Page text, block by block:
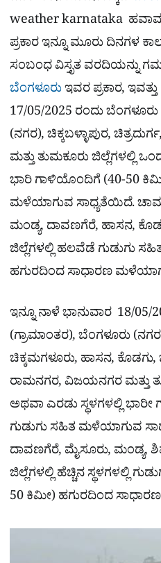
weather karnataka
ಪ್ರಕಾರ ಇನ್ನೂ ಮೂರು
ಸಂಬಂಧ ವಿಸ್ತೃತ ವರದಿಯನ್ನು
ಬೆಂಗಳೂರುಇವರ ಪ್ರಕಾರ,
17/05/2025 ರಂದು
(ನಗರ), ಚಿಕ್ಕಬಳ್ಳಾಪುರ,
ಮತ್ತು ತುಮಕೂರು ಜಿಲ್ಲೆಗಳಲ್ಲಿ
ಭಾರಿ ಗಾಳಿಯೊಂದಿಗೆ (40-50
ಮಳೆಯಾಗುವ ಸಾಧ್ಯತೆಯಿದೆ.
ಮಂಡ್ಯ, ದಾವಣಗೆರೆ, ಹಾಸನ,
ಜಿಲ್ಲೆಗಳಲ್ಲಿ ಹಲವೆಡೆ ಗುಡುಗು
ಹಗುರದಿಂದ ಸಾಧಾರಣ
ಇನ್ನೂ ನಾಳೆ ಭಾನುವಾರ 18/05/
(ಗ್ರಾಮಾಂತರ), ಬೆಂಗಳೂರು
ಚಿಕ್ಕಮಗಳೂರು, ಹಾಸನ, ಕೊಡಗು,
ರಾಮನಗರ, ವಿಜಯನಗರ ಮತ್ತು
ಅಥವಾ ಎರಡು ಸ್ಥಳಗಳಲ್ಲಿ
ಗುಡುಗು ಸಹಿತ ಮಳೆಯಾಗುವ
ದಾವಣಗೆರೆ, ಮೈಸೂರು, ಮಂಡ್ಯ,
ಜಿಲ್ಲೆಗಳಲ್ಲಿ ಹೆಚ್ಚಿನ ಸ್ಥಳಗಳಲ್ಲಿ
50 ಕಿಮೀ) ಹಗುರದಿಂದ